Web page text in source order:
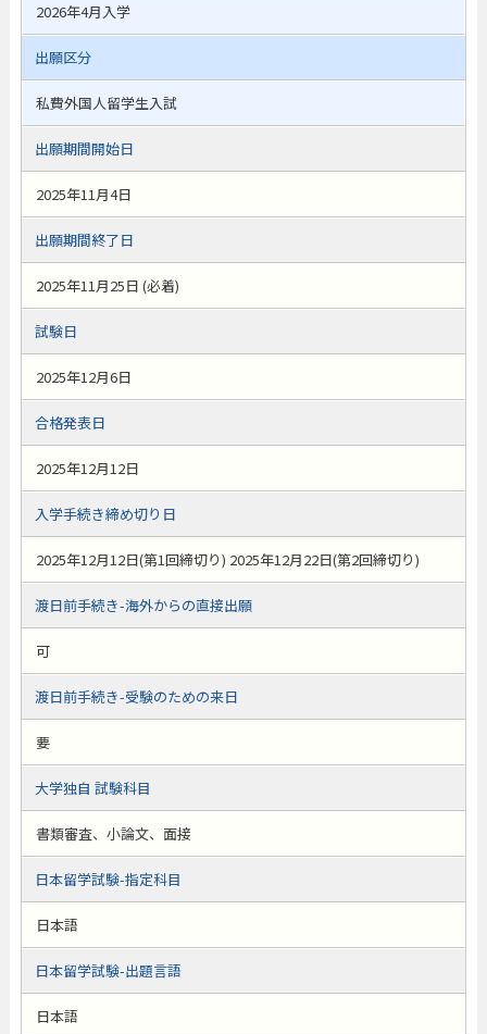
2026年4月入学
出願区分
私費外国人留学生入試
出願期間開始日
2025年11月4日
出願期間終了日
2025年11月25日 (必着)
試験日
2025年12月6日
合格発表日
2025年12月12日
入学手続き締め切り日
2025年12月12日(第1回締切り) 2025年12月22日(第2回締切り)
渡日前手続き-海外からの直接出願
可
渡日前手続き-受験のための来日
要
大学独自 試験科目
書類審査、小論文、面接
日本留学試験-指定科目
日本語
日本留学試験-出題言語
日本語